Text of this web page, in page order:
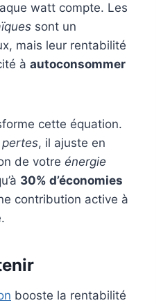
watt compte. Les
sont un
mais leur rentabilité
à autoconsommer
cette équation.
, il ajuste en
de votre énergie
30% d’économies
contribution active à
booste la rentabilité